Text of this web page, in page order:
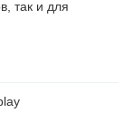
так и для